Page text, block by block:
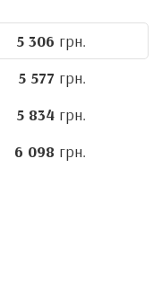
5 306 грн.
5 577 грн.
5 834 грн.
6 098 грн.